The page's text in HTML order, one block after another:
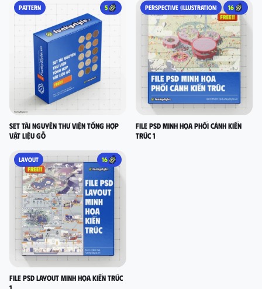
PATTERN 5
Set Tài nguyên thư viện tổng hợp
vật liệu gỗ
PERSPECTIVE (ILLUSTRATION) 16
FILE PSD MINH HỌA PHỐI CẢNH KIẾN
TRÚC 1
LAYOUT 16
FILE PSD LAYOUT MINH HỌA KIẾN TRÚC